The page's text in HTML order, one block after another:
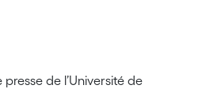
de l’Université de